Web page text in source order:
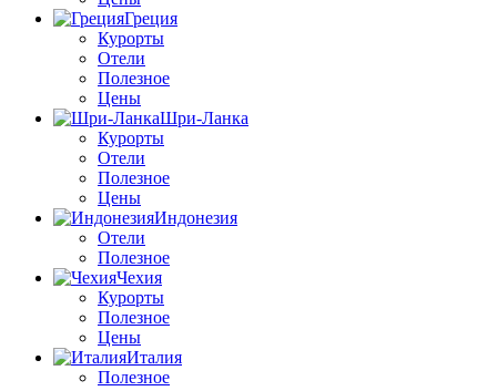
Греция
Курорты
Отели
Полезное
Цены
Шри-Ланка
Курорты
Отели
Полезное
Цены
Индонезия
Отели
Полезное
Чехия
Курорты
Полезное
Цены
Италия
Полезное